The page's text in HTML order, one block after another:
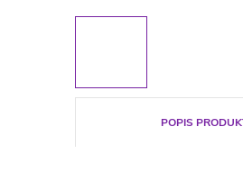
POPIS